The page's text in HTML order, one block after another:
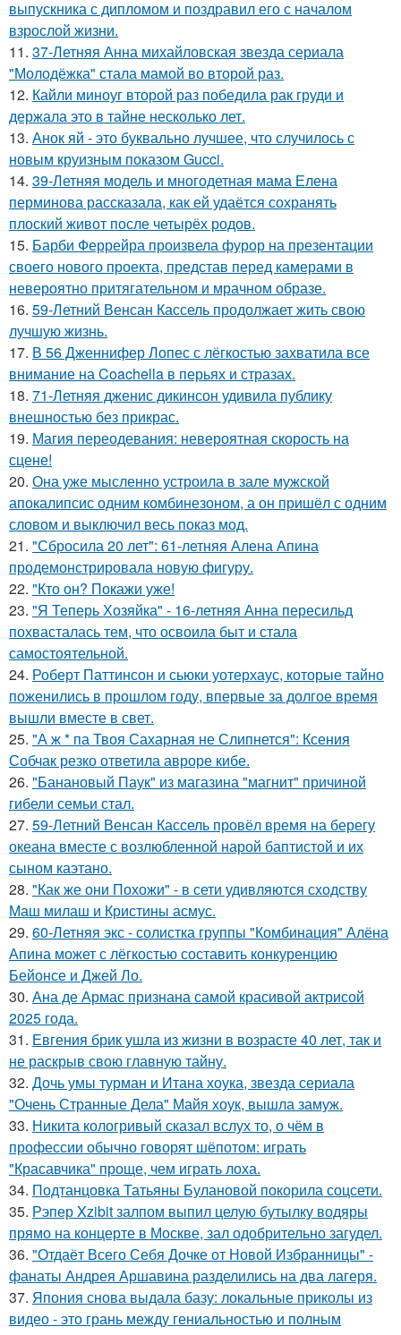
выпускника с дипломом и поздравил его с началом
взрослой жизни.
11. 37-Летняя Анна михайловская звезда сериала
"Молодёжка" стала мамой во второй раз.
12. Кайли миноуг второй раз победила рак груди и
держала это в тайне несколько лет.
13. Анок яй - это буквально лучшее, что случилось с
новым круизным показом Gucci.
14. 39-Летняя модель и многодетная мама Елена
перминова рассказала, как ей удаётся сохранять
плоский живот после четырёх родов.
15. Барби Феррейра произвела фурор на презентации
своего нового проекта, представ перед камерами в
невероятно притягательном и мрачном образе.
16. 59-Летний Венсан Кассель продолжает жить свою
лучшую жизнь.
17. В 56 Дженнифер Лопес с лёгкостью захватила все
внимание на Coachella в перьях и стразах.
18. 71-Летняя дженис дикинсон удивила публику
внешностью без прикрас.
19. Магия переодевания: невероятная скорость на
сцене!
20. Она уже мысленно устроила в зале мужской
апокалипсис одним комбинезоном, а он пришёл с одним
словом и выключил весь показ мод.
21. "Сбросила 20 лет": 61-летняя Алена Апина
продемонстрировала новую фигуру.
22. "Кто он? Покажи уже!
23. "Я Теперь Хозяйка" - 16-летняя Анна пересильд
похвасталась тем, что освоила быт и стала
самостоятельной.
24. Роберт Паттинсон и сьюки уотерхаус, которые тайно
поженились в прошлом году, впервые за долгое время
вышли вместе в свет.
25. "А ж * па Твоя Сахарная не Слипнется": Ксения
Собчак резко ответила авроре кибе.
26. "Банановый Паук" из магазина "магнит" причиной
гибели семьи стал.
27. 59-Летний Венсан Кассель провёл время на берегу
океана вместе с возлюбленной нарой баптистой и их
сыном каэтано.
28. "Как же они Похожи" - в сети удивляются сходству
Маш милаш и Кристины асмус.
29. 60-Летняя экс - солистка группы "Комбинация" Алёна
Апина может с лёгкостью составить конкуренцию
Бейонсе и Джей Ло.
30. Ана де Армас признана самой красивой актрисой
2025 года.
31. Евгения брик ушла из жизни в возрасте 40 лет, так и
не раскрыв свою главную тайну.
32. Дочь умы турман и Итана хоука, звезда сериала
"Очень Странные Дела" Майя хоук, вышла замуж.
33. Никита кологривый сказал вслух то, о чём в
профессии обычно говорят шёпотом: играть
"Красавчика" проще, чем играть лоха.
34. Подтанцовка Татьяны Булановой покорила соцсети.
35. Рэпер Xzibit залпом выпил целую бутылку водяры
прямо на концерте в Москве, зал одобрительно загудел.
36. "Отдаёт Всего Себя Дочке от Новой Избранницы" -
фанаты Андрея Аршавина разделились на два лагеря.
37. Япония снова выдала базу: локальные приколы из
видео - это грань между гениальностью и полным